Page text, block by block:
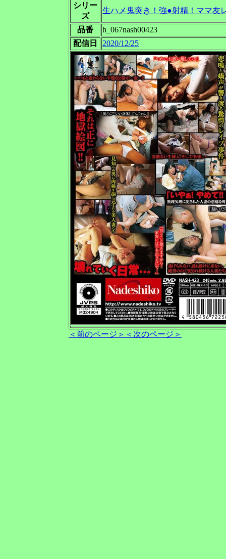
シリー
ズ
生ハメ鬼突き！強●射精！ママ友
品番
h_067nash00423
配信日
2020/12/25
＜前のページ＞ ＜次のページ＞